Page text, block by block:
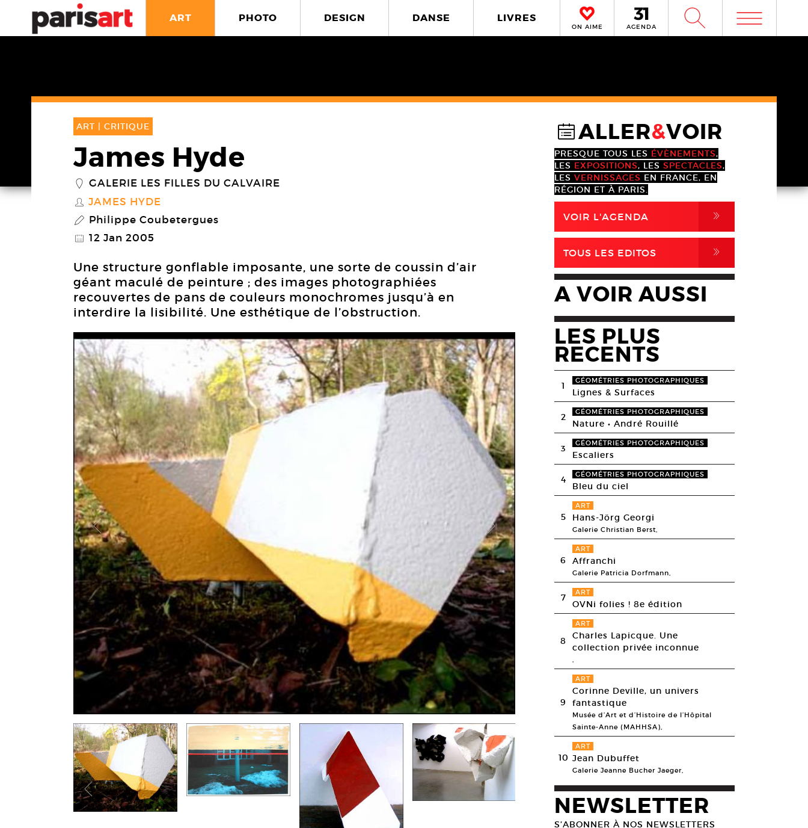
ART PHOTO DESIGN DANSE LIVRES
ON AIME AGENDA W m
ART | CRITIQUE
James Hyde
_ GALERIE LES FILLES DU CALVAIRE
S JAMES HYDE
P Philippe Coubetergues
@ 12 Jan 2005
Une structure gonflable imposante, une sorte de coussin d’air
géant maculé de peinture ; des images photographiées
recouvertes de pans de couleurs monochromes jusqu’à en
interdire la lisibilité. Une esthétique de l’obstruction.
@ALLER&VOIR
PRESQUE TOUS LES ÉVÈNEMENTS,
LES EXPOSITIONS, LES SPECTACLES,
LES VERNISSAGES EN FRANCE, EN
RÉGION ET À PARIS.
VOIR L'AGENDA ,
TOUS LES EDITOS ,
A VOIR AUSSI
LES PLUS
RECENTS
1 GÉOMÉTRIES PHOTOGRAPHIQUES
Lignes & Surfaces
2 GÉOMÉTRIES PHOTOGRAPHIQUES
Nature • André Rouillé
3 GÉOMÉTRIES PHOTOGRAPHIQUES
Escaliers
4 GÉOMÉTRIES PHOTOGRAPHIQUES
Bleu du ciel
5
ART
Hans-Jörg Georgi
Galerie Christian Berst,
6
ART
Affranchi
Galerie Patricia Dorfmann,
7 ART
OVNi folies ! 8e édition
8
ART
Charles Lapicque. Une
collection privée inconnue
,
9
ART
Corinne Deville, un univers
fantastique
Musée d’Art et d’Histoire de l’Hôpital
Sainte-Anne (MAHHSA),
10
ART
Jean Dubuffet
Galerie Jeanne Bucher Jaeger,
NEWSLETTER
S’ABONNER À NOS NEWSLETTERS